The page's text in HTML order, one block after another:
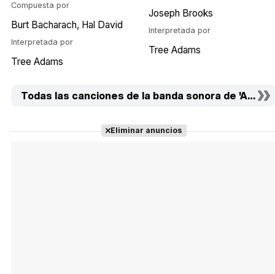
Compuesta por
Burt Bacharach Hal David
Interpretada por
Tree Adams
Joseph Brooks
Interpretada por
Tree Adams
Todas las canciones de la banda sonora de
Eliminar anuncios